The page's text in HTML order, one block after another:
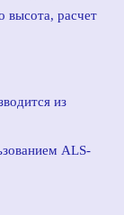
высота, расчет
из
ALS-